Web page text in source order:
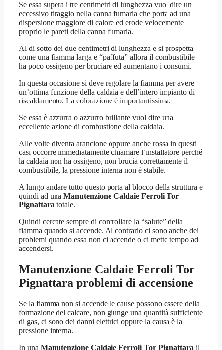
Se essa supera i tre centimetri di lunghezza vuol dire un
eccessivo tiraggio nella canna fumaria che porta ad una
dispersione maggiore di calore ed erode velocemente
proprio le pareti della canna fumaria.
Al di sotto dei due centimetri di lunghezza e si prospetta
come una fiamma larga e “paffuta” allora il combustibile
ha poco ossigeno per bruciare ed aumentano i consumi.
In questa occasione si deve regolare la fiamma per avere
un’ottima funzione della caldaia e dell’intero impianto di
riscaldamento. La colorazione è importantissima.
Se essa è azzurra o azzurro brillante vuol dire una
eccellente azione di combustione della caldaia.
Alle volte diventa arancione oppure anche rossa in questi
casi occorre immediatamente chiamare l’installatore perché
la caldaia non ha ossigeno, non brucia correttamente il
combustibile, la pressione interna non è stabile.
A lungo andare tutto questo porta al blocco della struttura e
quindi ad una Manutenzione Caldaie Ferroli Tor
Pignattara totale.
Quindi cercate sempre di controllare la “salute” della
fiamma quando si accende. Al contrario ci sono anche dei
problemi quando essa non ci accende o ci mette tempo ad
accendersi.
Manutenzione Caldaie Ferroli Tor
Pignattara problemi di accensione
Se la fiamma non si accende le cause possono essere della
formazione del calcare, non giunge una quantità sufficiente
di gas, ci sono dei danni elettrici oppure la causa è la
pressione interna.
In una Manutenzione Caldaie Ferroli Tor Pignattara il